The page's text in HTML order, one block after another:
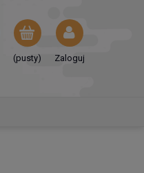
(pusty) Zaloguj